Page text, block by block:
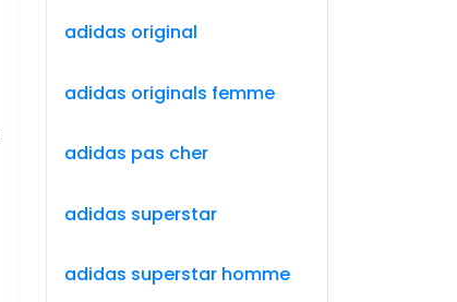
adidas original
adidas originals femme
adidas pas cher
adidas superstar
adidas superstar homme